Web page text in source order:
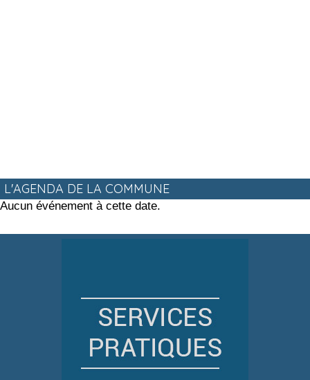
L'AGENDA DE LA COMMUNE
Aucun événement à cette date.